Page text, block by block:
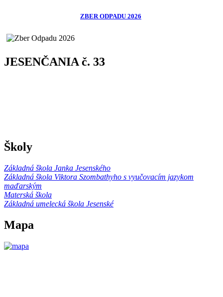
ZBER ODPADU 2026
JESENČANIA č. 33
Školy
Základná škola Janka Jesenského
Základná škola Viktora Szombathyho s vyučovacím jazykom
maďarským
Materská škola
Základná umelecká škola Jesenské
Mapa